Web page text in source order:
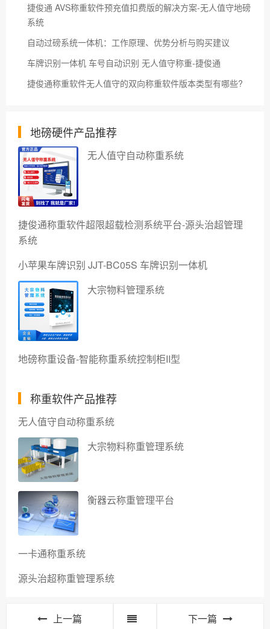
捷俊通 AVS称重软件预充值扣费版的解决方案-无人值守地磅
系统
自动过磅系统一体机：工作原理、优势分析与购买建议
车牌识别一体机 车号自动识别 无人值守称重-捷俊通
捷俊通称重软件无人值守的双向称重软件版本类型有哪些?
地磅硬件产品推荐
无人值守自动称重系统
捷俊通称重软件超限超载检测系统平台-源头治超管理
系统
小苹果车牌识别 JJT-BC05S 车牌识别一体机
大宗物料管理系统
地磅称重设备-智能称重系统控制柜II型
称重软件产品推荐
无人值守自动称重系统
大宗物料称重管理系统
衡器云称重管理平台
一卡通称重系统
源头治超称重管理系统
上一篇 下一篇